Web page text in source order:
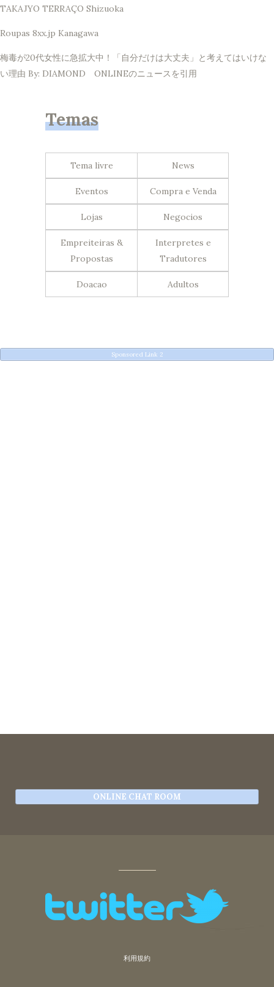
TAKAJYO TERRAÇO Shizuoka
Roupas 8xx.jp Kanagawa
梅毒が20代女性に急拡大中！「自分だけは大丈夫」と考えてはいけな
い理由 By: DIAMOND ONLINEのニュースを引用
Temas
Tema livre News
Eventos Compra e Venda
Lojas Negocios
Empreiteiras &
Propostas
Interpretes e
Tradutores
Doacao Adultos
Sponsored Link 2
ONLINE CHAT ROOM
利用規約